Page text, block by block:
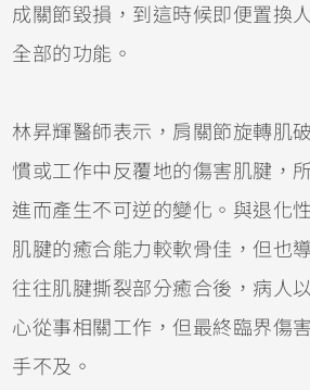
成關節毀損，到這時候即便置換
全部的功能。
林昇輝醫師表示，肩關節旋轉肌
慣或工作中反覆地的傷害肌腱，
進而產生不可逆的變化。與退化
肌腱的癒合能力較軟骨佳，但也
往往肌腱撕裂部分癒合後，病人
心從事相關工作，但最終臨界傷
手不及。